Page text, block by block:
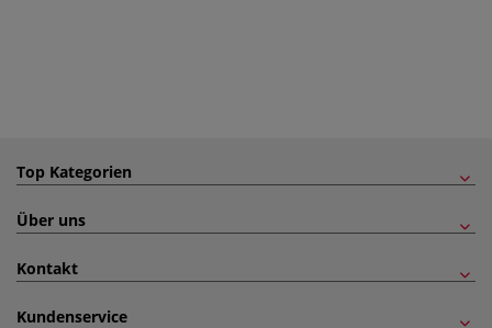
Top Kategorien
Über uns
Kontakt
Kundenservice